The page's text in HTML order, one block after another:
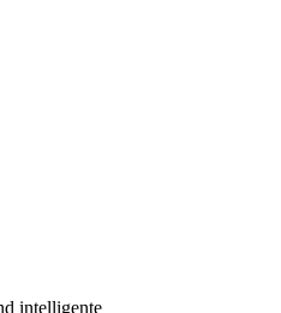
intelligente